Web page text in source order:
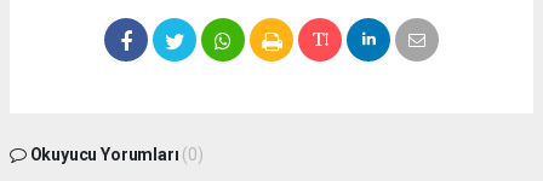
Okuyucu Yorumları (0)